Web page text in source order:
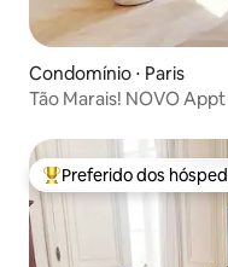
Condomínio ⋅ Paris
Tão Marais! NOVO
Entre os melhores
Preferido dos